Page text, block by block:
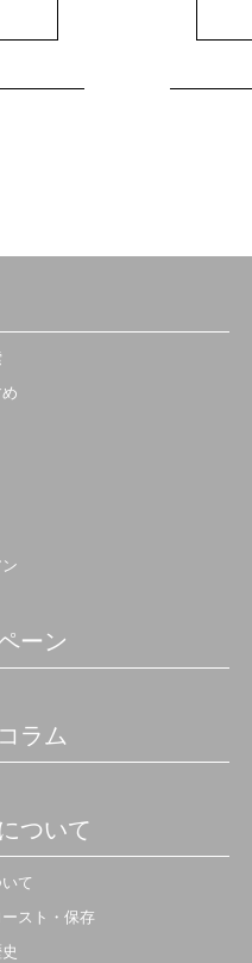
ーン
ラム
ついて
て
ースト・保存